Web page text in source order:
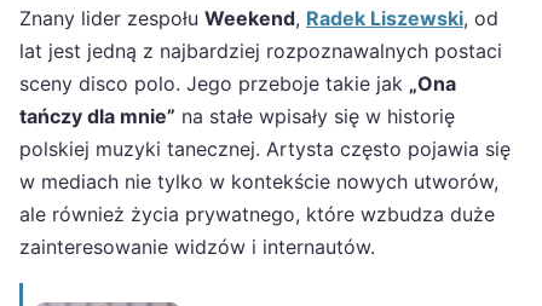
Znany lider zespołu Weekend, Radek Liszewski, od
lat jest jedną z najbardziej rozpoznawalnych postaci
sceny disco polo. Jego przeboje takie jak „Ona
tańczy dla mnie” na stałe wpisały się w historię
polskiej muzyki tanecznej. Artysta często pojawia się
w mediach nie tylko w kontekście nowych utworów,
ale również życia prywatnego, które wzbudza duże
zainteresowanie widzów i internautów.